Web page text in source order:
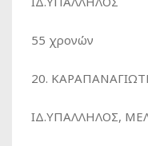
55 χρονών
20.
ΙΔ.ΥΠΑΛΛΗΛΟΣ,